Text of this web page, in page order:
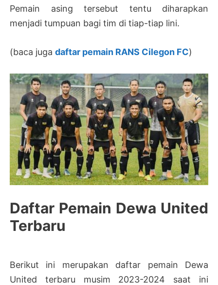
Pemain asing tersebut tentu diharapkan
menjadi tumpuan bagi tim di tiap-tiap lini.
(baca juga daftar pemain RANS Cilegon FC)
Daftar Pemain Dewa United
Terbaru
Berikut ini merupakan daftar pemain Dewa
United terbaru musim 2023-2024 saat ini